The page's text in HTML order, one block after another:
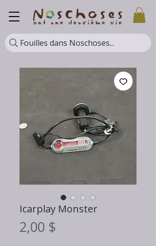
Fouilles dans Noschoses...
Icarplay Monster
2,00 $